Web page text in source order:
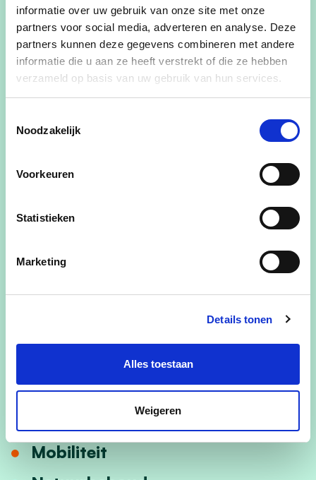
informatie over uw gebruik van onze site met onze
partners voor social media, adverteren en analyse. Deze
partners kunnen deze gegevens combineren met andere
informatie die u aan ze heeft verstrekt of die ze hebben
verzameld op basis van uw gebruik van hun services.
Noodzakelijk
Voorkeuren
Statistieken
Marketing
Details tonen
Alles toestaan
Weigeren
Gerelateerde standpunten
Goed bestuur
Een leeftijdsvriendelijk beleid
Mobiliteit